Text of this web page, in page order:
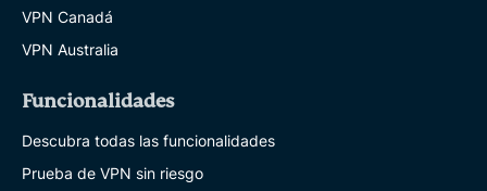
VPN Canadá
VPN Australia
Funcionalidades
Descubra todas las funcionalidades
Prueba de VPN sin riesgo